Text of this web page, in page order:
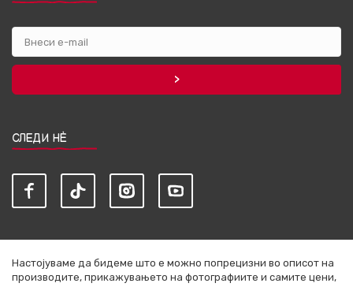
СЛЕДИ НЀ
Настојуваме да бидеме што е можно попрецизни во описот на
производите, прикажувањето на фотографиите и самите цени,